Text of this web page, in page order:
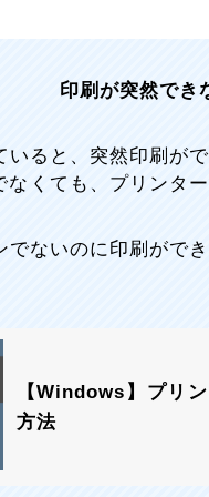
印刷が突然でき
いると、突然印刷が
くても、プリンタ
でないのに印刷がで
【Windows】プリ
方法